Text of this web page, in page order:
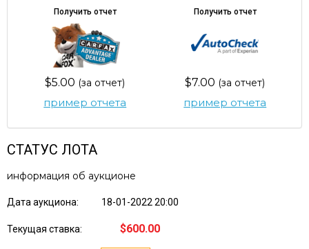
Получить отчет
$5.00 (за отчет)
пример отчета
Получить отчет
$7.00 (за отчет)
пример отчета
СТАТУС ЛОТА
информация об аукционе
Дата аукциона: 18-01-2022 20:00
Текущая ставка: $600.00